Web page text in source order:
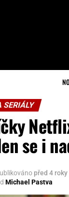
SERIÁLY
se i
před 4 roky
Michael Pastva